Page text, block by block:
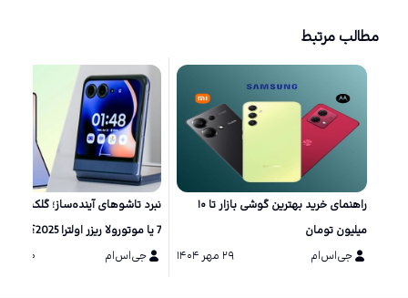
مطالب مرتبط
راهنمای خرید بهترین گوشی بازار تا ۱۰
میلیون تومان
جی‌اس‌ام
۲۹ مهر ۱۴۰۴
نبرد تاشو‌های آینده‌ساز؛ گلکسی زد
7 یا موتورولا ریزر اولترا 2025؟
جی‌اس‌ام
۲۰ مرداد ۱۴۰۴